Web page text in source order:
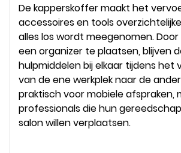
De kapperskoffer maakt het
accessoires en tools
alles los wordt meegenomen.
een organizer te plaatsen, blijven
hulpmiddelen bij elkaar tijdens het
van de ene werkplek naar de
praktisch voor mobiele afspraken,
professionals die hun
salon willen verplaatsen.